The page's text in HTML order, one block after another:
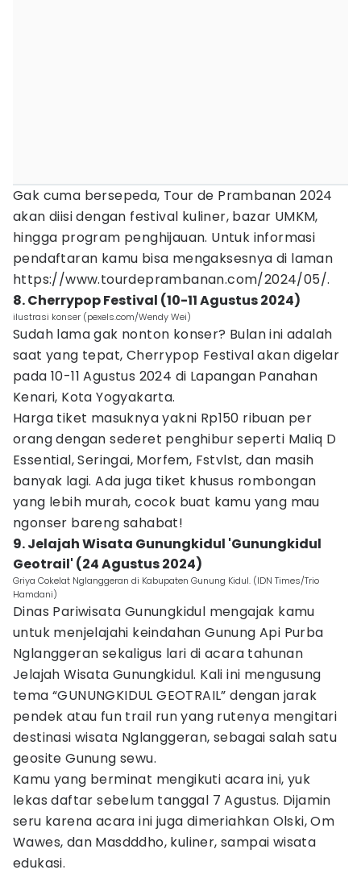
Gak cuma bersepeda, Tour de Prambanan 2024
akan diisi dengan festival kuliner, bazar UMKM,
hingga program penghijauan. Untuk informasi
pendaftaran kamu bisa mengaksesnya di laman
https://www.tourdeprambanan.com/2024/05/.
8. Cherrypop Festival (10-11 Agustus 2024)
ilustrasi konser (pexels.com/Wendy Wei)
Sudah lama gak nonton konser? Bulan ini adalah
saat yang tepat, Cherrypop Festival akan digelar
pada 10-11 Agustus 2024 di Lapangan Panahan
Kenari, Kota Yogyakarta.
Harga tiket masuknya yakni Rp150 ribuan per
orang dengan sederet penghibur seperti Maliq D
Essential, Seringai, Morfem, Fstvlst, dan masih
banyak lagi. Ada juga tiket khusus rombongan
yang lebih murah, cocok buat kamu yang mau
ngonser bareng sahabat!
9. Jelajah Wisata Gunungkidul 'Gunungkidul
Geotrail' (24 Agustus 2024)
Griya Cokelat Nglanggeran di Kabupaten Gunung Kidul. (IDN Times/Trio
Hamdani)
Dinas Pariwisata Gunungkidul mengajak kamu
untuk menjelajahi keindahan Gunung Api Purba
Nglanggeran sekaligus lari di acara tahunan
Jelajah Wisata Gunungkidul. Kali ini mengusung
tema “GUNUNGKIDUL GEOTRAIL” dengan jarak
pendek atau fun trail run yang rutenya mengitari
destinasi wisata Nglanggeran, sebagai salah satu
geosite Gunung sewu.
Kamu yang berminat mengikuti acara ini, yuk
lekas daftar sebelum tanggal 7 Agustus. Dijamin
seru karena acara ini juga dimeriahkan Olski, Om
Wawes, dan Masdddho, kuliner, sampai wisata
edukasi.